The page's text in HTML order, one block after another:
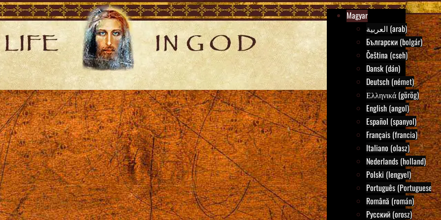
Magyar
العربية (arab)
Български (bolgár)
Čeština (cseh)
Dansk (dán)
Deutsch (német)
Ελληνικά (görög)
English (angol)
Español (spanyol)
Français (francia)
Italiano (olasz)
Nederlands (holland)
Polski (lengyel)
Português (Portuguese)
Română (román)
Русский (orosz)